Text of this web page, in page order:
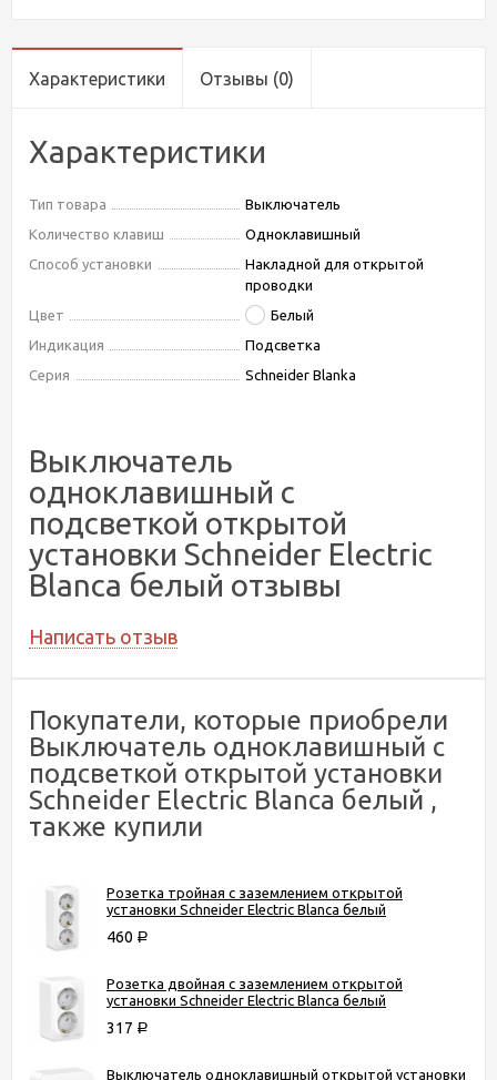
Характеристики Отзывы (0)
Характеристики
Тип товара
Выключатель
Количество клавиш
Одноклавишный
Способ установки
Накладной для открытой
проводки
Цвет
Белый
Индикация
Подсветка
Серия
Schneider Blanka
Выключатель
одноклавишный с
подсветкой открытой
установки Schneider Electric
Blanca белый отзывы
Написать отзыв
Покупатели, которые приобрели
Выключатель одноклавишный с
подсветкой открытой установки
Schneider Electric Blanca белый ,
также купили
Розетка тройная с заземлением открытой
установки Schneider Electric Blanca белый
460 Р
Розетка двойная с заземлением открытой
установки Schneider Electric Blanca белый
317 Р
Выключатель одноклавишный открытой установки